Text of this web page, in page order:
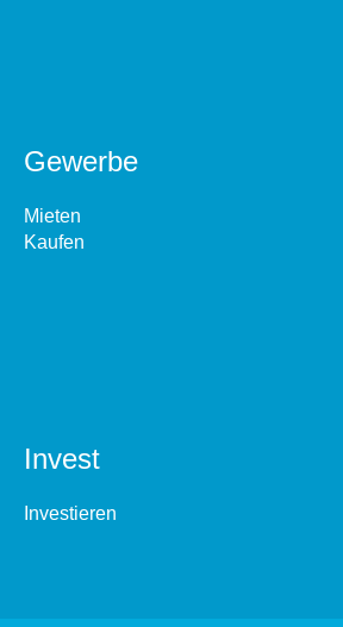
Gewerbe
Mieten
Kaufen
Invest
Investieren